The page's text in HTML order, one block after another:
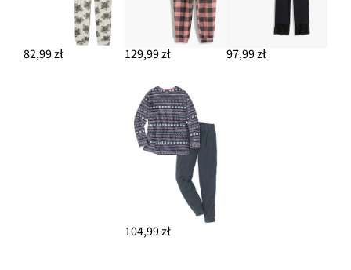
82,99 zł 129,99 zł 97,99 zł
104,99 zł